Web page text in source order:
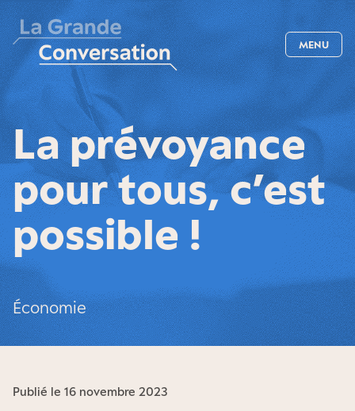
MENU
La prévoyance
pour tous, c’est
possible !
Économie
Publié le 16 novembre 2023